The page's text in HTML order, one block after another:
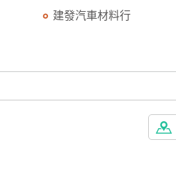
建發汽車材料行